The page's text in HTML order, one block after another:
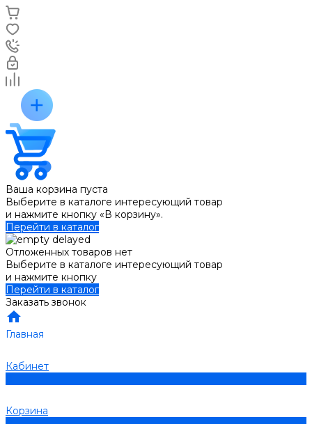
Ваша корзина пуста
Выберите в каталоге интересующий товар
и нажмите кнопку «В корзину».
Перейти в каталог
Отложенных товаров нет
Выберите в каталоге интересующий товар
и нажмите кнопку
Перейти в каталог
Заказать звонок
Главная
Кабинет
Корзина